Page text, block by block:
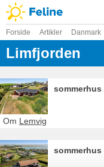
Forside Artikler Danmark
Limfjorden
Om Lemvig